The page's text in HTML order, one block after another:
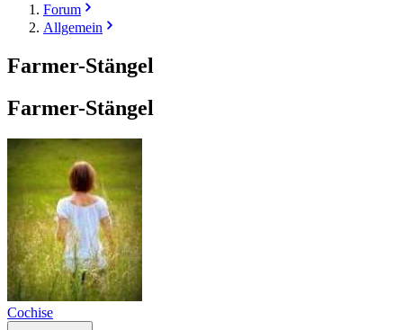
Forum
Allgemein
Farmer-Stängel
Farmer-Stängel
Cochise